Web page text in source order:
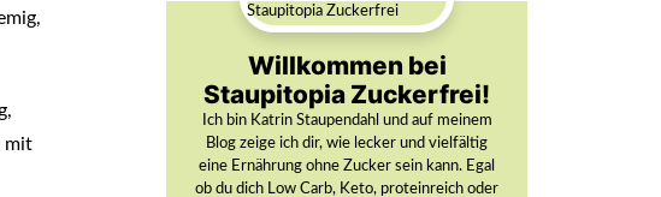
mit
Willkommen bei
Staupitopia Zuckerfrei!
Ich bin Katrin Staupendahl und auf meinem
Blog zeige ich dir, wie lecker und vielfältig
eine Ernährung ohne Zucker sein kann. Egal
ob du dich Low Carb, Keto, proteinreich oder